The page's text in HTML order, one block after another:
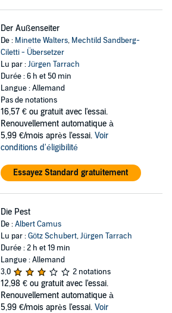
Der Außenseiter
De : Minette Walters, Mechtild Sandberg-
Ciletti - Übersetzer
Lu par :Jürgen Tarrach
Durée : 6 h et 50 min
Langue : Allemand
Pas de notations
16,57 € ou gratuit avec l'essai.
Renouvellement automatique à
5,99 €/mois après l'essai. Voir
conditions d'éligibilité
Essayez Standard gratuitement
Die Pest
De :Albert Camus
Lu par :Götz Schubert,Jürgen Tarrach
Durée : 2 h et 19 min
Langue : Allemand
3,0
2 notations
12,98 € ou gratuit avec l'essai.
Renouvellement automatique à
5,99 €/mois après l'essai. Voir